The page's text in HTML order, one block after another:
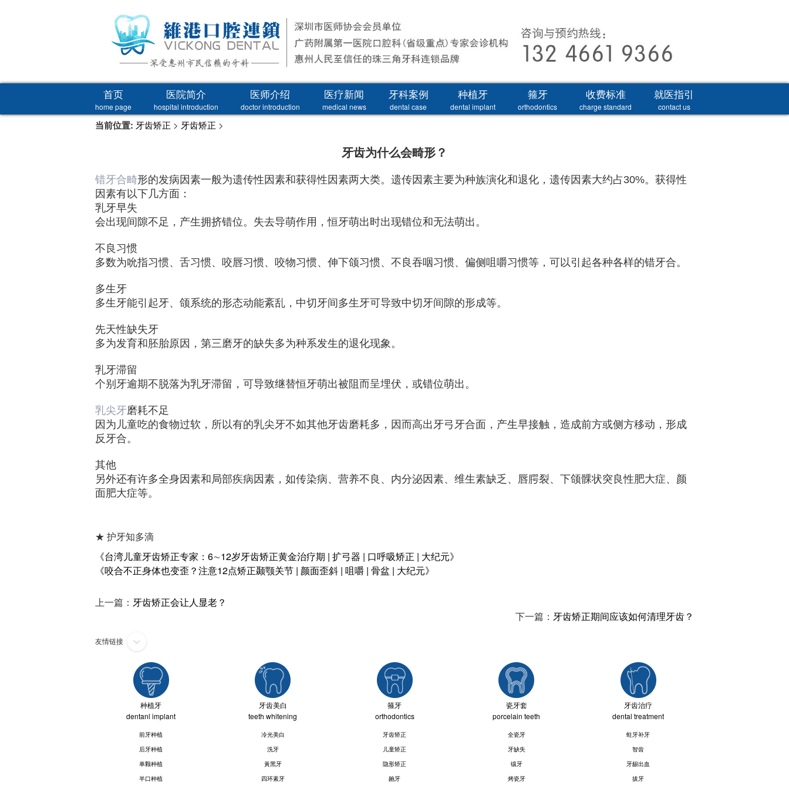
首页
home page
医院简介
hospital introduction
医师介绍
doctor introduction
医疗新闻
medical news
牙科案例
dental case
种植牙
dental implant
箍牙
orthodontics
收费标准
charge standard
就医指引
contact us
当前位置: 牙齿矫正 > 牙齿矫正 >
牙齿为什么会畸形？
错牙合畸形的发病因素一般为遗传性因素和获得性因素两大类。遗传因素主要为种族演化和退化，遗传因素大约占30%。获得性
因素有以下几方面：
乳牙早失
会出现间隙不足，产生拥挤错位。失去导萌作用，恒牙萌出时出现错位和无法萌出。
不良习惯
多数为吮指习惯、舌习惯、咬唇习惯、咬物习惯、伸下颌习惯、不良吞咽习惯、偏侧咀嚼习惯等，可以引起各种各样的错牙合。
多生牙
多生牙能引起牙、颌系统的形态动能紊乱，中切牙间多生牙可导致中切牙间隙的形成等。
先天性缺失牙
多为发育和胚胎原因，第三磨牙的缺失多为种系发生的退化现象。
乳牙滞留
个别牙逾期不脱落为乳牙滞留，可导致继替恒牙萌出被阻而呈埋伏，或错位萌出。
乳尖牙磨耗不足
因为儿童吃的食物过软，所以有的乳尖牙不如其他牙齿磨耗多，因而高出牙弓牙合面，产生早接触，造成前方或侧方移动，形成
反牙合。
其他
另外还有许多全身因素和局部疾病因素，如传染病、营养不良、内分泌因素、维生素缺乏、唇腭裂、下颌髁状突良性肥大症、颜
面肥大症等。
★ 护牙知多滴
《台湾儿童牙齿矫正专家：6∼12岁牙齿矫正黄金治疗期 | 扩弓器 | 口呼吸矫正 | 大纪元》
《咬合不正身体也变歪？注意12点矫正颞颚关节 | 颜面歪斜 | 咀嚼 | 骨盆 | 大纪元》
上一篇： 牙齿矫正会让人显老？
下一篇： 牙齿矫正期间应该如何清理牙齿？
友情链接
种植牙
dentanl implant
前牙种植
后牙种植
单颗种植
半口种植
牙齿美白
teeth whitening
冷光美白
洗牙
黃黑牙
四环素牙
箍牙
orthodontics
牙齿矫正
儿童矫正
隐形矫正
龅牙
瓷牙套
porcelain teeth
全瓷牙
牙缺失
镶牙
烤瓷牙
牙齿治疗
dental treatment
蛀牙补牙
智齿
牙龈出血
拔牙